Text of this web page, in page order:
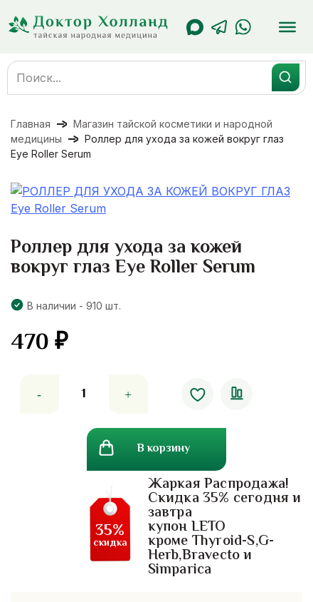
содержанию
Search
for:
Главная
Магазин тайской косметики и народной
медицины
Роллер для ухода за кожей вокруг глаз
Eye Roller Serum
Роллер для ухода за кожей
вокруг глаз Eye Roller Serum
В наличии - 910 шт.
470₽
товара
В корзину
Жаркая Распродажа!
Скидка 35% сегодня и
завтра
купон LETO
кроме Thyroid-S,G-
Herb,Bravecto и
Simparica
35%
скидка